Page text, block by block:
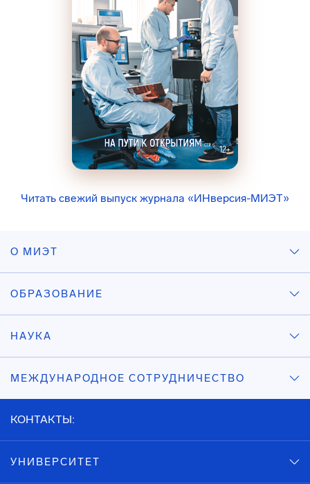
Читать свежий выпуск журнала «ИНверсия-МИЭТ»
О МИЭТ
ОБРАЗОВАНИЕ
НАУКА
МЕЖДУНАРОДНОЕ СОТРУДНИЧЕСТВО
КОНТАКТЫ:
УНИВЕРСИТЕТ